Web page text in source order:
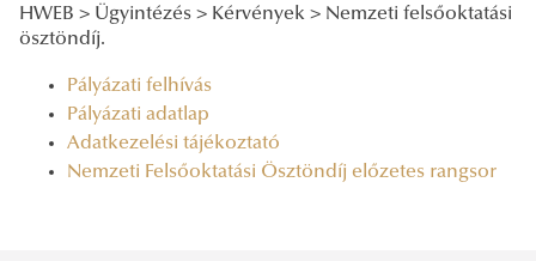
HWEB > Ügyintézés > Kérvények > Nemzeti felsőoktatási
ösztöndíj.
Pályázati felhívás
Pályázati adatlap
Adatkezelési tájékoztató
Nemzeti Felsőoktatási Ösztöndíj előzetes rangsor